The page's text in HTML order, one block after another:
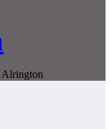
Alrington